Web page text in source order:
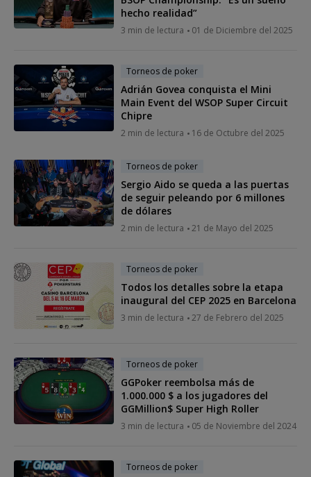
hecho realidad”
3 min de lectura 01 de Diciembre del 2025
Torneos de poker
Adrián Govea conquista el Mini
Main Event del WSOP Super Circuit
Chipre
2 min de lectura 16 de Octubre del 2025
Torneos de poker
Sergio Aido se queda a las puertas
de seguir peleando por 6 millones
de dólares
2 min de lectura 21 de Mayo del 2025
Torneos de poker
Todos los detalles sobre la etapa
inaugural del CEP 2025 en Barcelona
3 min de lectura 27 de Febrero del 2025
Torneos de poker
GGPoker reembolsa más de
1.000.000 $ a los jugadores del
GGMillion$ Super High Roller
3 min de lectura 05 de Noviembre del 2024
Torneos de poker